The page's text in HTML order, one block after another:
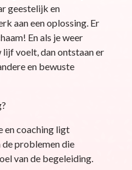
geestelijk en
aan een oplossing. Er
En als je weer
voelt, dan ontstaan er
en bewuste
en coaching ligt
problemen die
van de begeleiding.